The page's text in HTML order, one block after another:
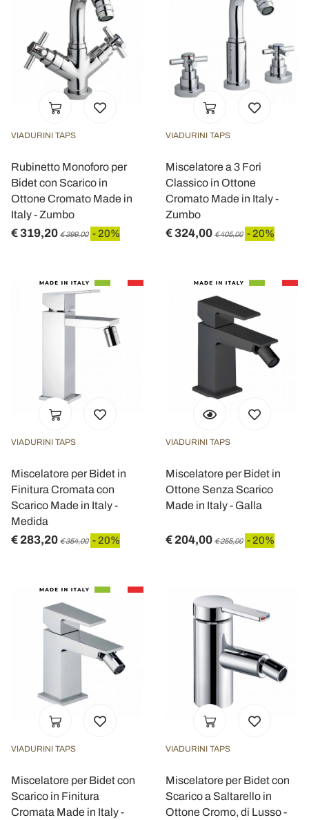
VIADURINI TAPS
Rubinetto Monoforo per
Bidet con Scarico in
Ottone Cromato Made in
Italy - Zumbo
€ 319,20 € 399,00 - 20%
VIADURINI TAPS
Miscelatore a 3 Fori
Classico in Ottone
Cromato Made in Italy -
Zumbo
€ 324,00 € 405,00 - 20%
VIADURINI TAPS
Miscelatore per Bidet in
Finitura Cromata con
Scarico Made in Italy -
Medida
€ 283,20 € 354,00 - 20%
VIADURINI TAPS
Miscelatore per Bidet in
Ottone Senza Scarico
Made in Italy - Galla
€ 204,00 € 255,00 - 20%
VIADURINI TAPS
Miscelatore per Bidet con
Scarico in Finitura
Cromata Made in Italy -
VIADURINI TAPS
Miscelatore per Bidet con
Scarico a Saltarello in
Ottone Cromo, di Lusso -